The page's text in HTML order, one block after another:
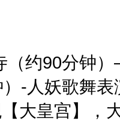
（约90分钟
-人妖歌舞
大皇宫】，